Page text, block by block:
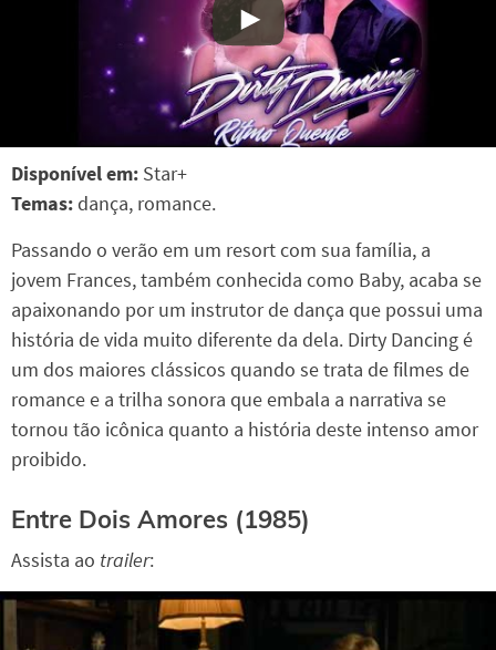
Disponível em: Star+
Temas:dança, romance.
Passando o verão em um resort com sua família, a
jovem Frances, também conhecida como Baby, acaba se
apaixonando por um instrutor de dança que possui uma
história de vida muito diferente da dela. Dirty Dancing é
um dos maiores clássicos quando se trata de filmes de
romance e a trilha sonora que embala a narrativa se
tornou tão icônica quanto a história deste intenso amor
proibido.
Entre Dois Amores (1985)
Assista ao trailer: